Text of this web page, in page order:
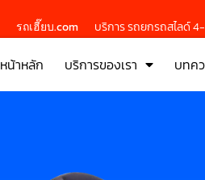
รถเฮี๊ยบ.com บริการ รถยกรถสไลด์ 4-
หน้าหลัก บริการของเรา บทค